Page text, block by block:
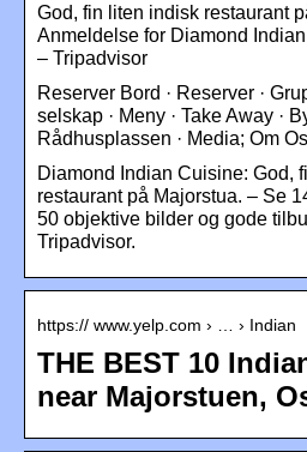
God, fin liten indisk restaurant
Anmeldelse for Diamond
– Tripadvisor
Reserver Bord · Reserver ·
selskap · Meny · Take Away ·
Rådhusplassen · Media; Om
Diamond Indian Cuisine: God,
restaurant på Majorstua. – Se
50 objektive bilder og gode
Tripadvisor.
https:// www.yelp.com › … › Indian
THE BEST 10
near Majorstuen,